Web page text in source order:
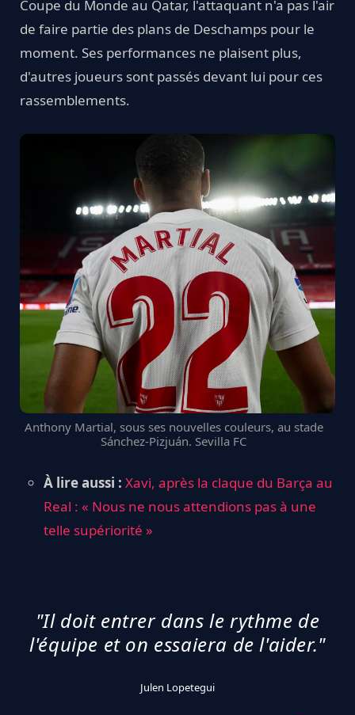
Coupe du Monde au Qatar, l'attaquant n'a pas l'air
de faire partie des plans de Deschamps pour le
moment. Ses performances ne plaisent plus,
d'autres joueurs sont passés devant lui pour ces
rassemblements.
Anthony Martial, sous ses nouvelles couleurs, au stade
Sánchez-Pizjuán. Sevilla FC
À lire aussi : Xavi, après la claque du Barça au
Real : « Nous ne nous attendions pas à une
telle supériorité »
"Il doit entrer dans le rythme de
l'équipe et on essaiera de l'aider."
Julen Lopetegui